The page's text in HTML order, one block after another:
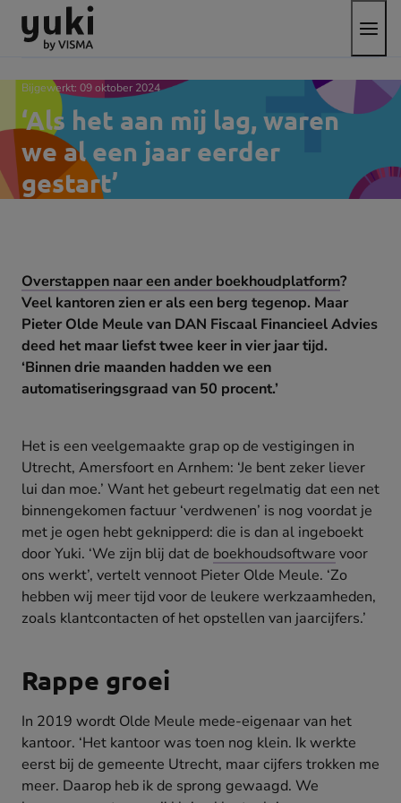
Direct
naar
content
Direct
naar
footer
Ga
naar
homepage
het
‘Als het aan mij lag, waren
we al een jaar eerder
gestart’
Bijgewerkt: 09 oktober 2024
Overstappen naar een ander boekhoudplatform?
Veel kantoren zien er als een berg tegenop. Maar
Pieter Olde Meule van DAN Fiscaal Financieel Advies
deed het maar liefst twee keer in vier jaar tijd.
‘Binnen drie maanden hadden we een
automatiseringsgraad van 50 procent.’
Het is een veelgemaakte grap op de vestigingen in
Utrecht, Amersfoort en Arnhem: ‘Je bent zeker liever
lui dan moe.’ Want het gebeurt regelmatig dat een net
binnengekomen factuur ‘verdwenen’ is nog voordat je
met je ogen hebt geknipperd: die is dan al ingeboekt
door Yuki. ‘We zijn blij dat de boekhoudsoftware voor
ons werkt’, vertelt vennoot Pieter Olde Meule. ‘Zo
hebben wij meer tijd voor de leukere werkzaamheden,
zoals klantcontacten of het opstellen van jaarcijfers.’
Rappe groei
In 2019 wordt Olde Meule mede-eigenaar van het
kantoor. ‘Het kantoor was toen nog klein. Ik werkte
eerst bij de gemeente Utrecht, maar cijfers trokken me
meer. Daarop heb ik de sprong gewaagd. We